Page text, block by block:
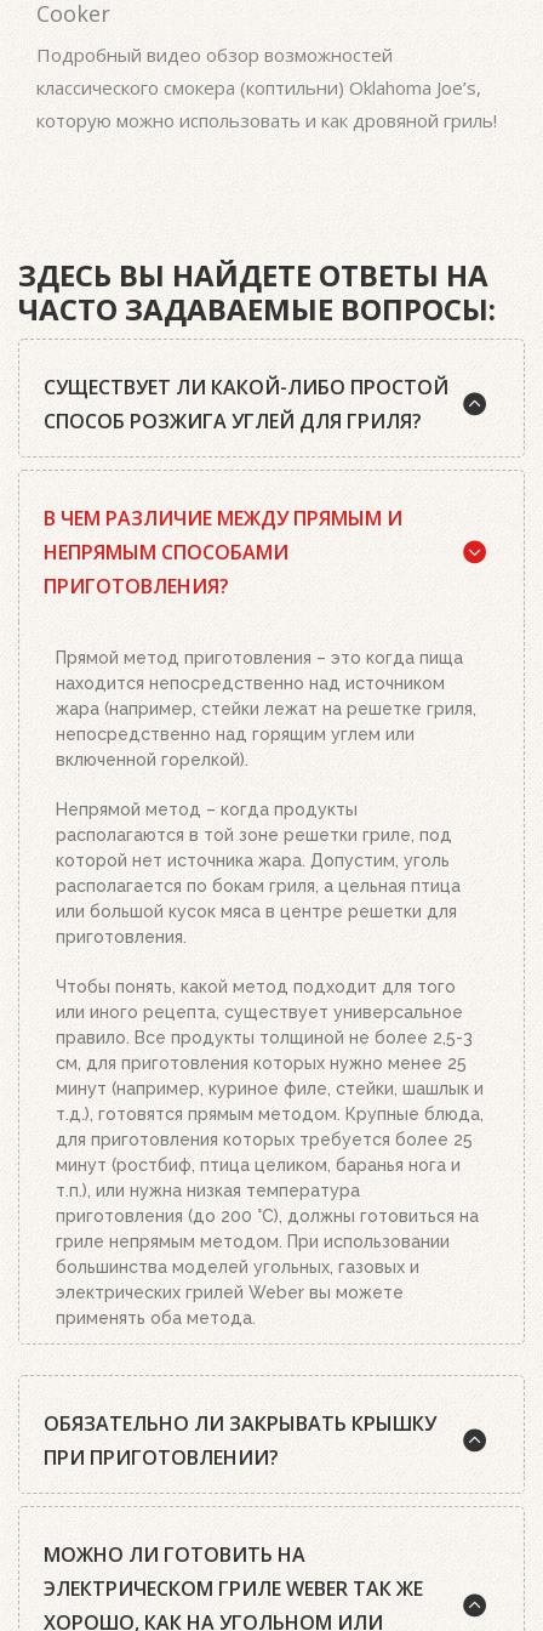
Cooker
Подробный видео обзор возможностей
классического смокера (коптильни) Oklahoma Joe’s,
которую можно использовать и как дровяной гриль!
ЗДЕСЬ ВЫ НАЙДЕТЕ ОТВЕТЫ НА
ЧАСТО ЗАДАВАЕМЫЕ ВОПРОСЫ:
СУЩЕСТВУЕТ ЛИ КАКОЙ-ЛИБО ПРОСТОЙ
СПОСОБ РОЗЖИГА УГЛЕЙ ДЛЯ ГРИЛЯ?
качественный древесный уголь или угольные
брикеты Weber, кубики для розжига, а также наш
необходимым количеством угля или брикетов,
решетку для угля и подожгите их. Сверху
поставьте заполненный углем или брикетами
стартер. Больше ничего делать не нужно.
Топливо разгорится полностью за 20-30 минут, в
зависимости от количества угля или брикетов.
Когда верхний уголь станет красным, а слой
брикетов покроется белым пеплом, высыпьте
уголь из стартера на решетку для угля. Жар
будет просто отличным!
В ЧЕМ РАЗЛИЧИЕ МЕЖДУ ПРЯМЫМ И
НЕПРЯМЫМ СПОСОБАМИ
ПРИГОТОВЛЕНИЯ?
Прямой метод приготовления – это когда пища
находится непосредственно над источником
жара (например, стейки лежат на решетке гриля,
непосредственно над горящим углем или
включенной горелкой).
Непрямой метод – когда продукты
располагаются в той зоне решетки гриле, под
которой нет источника жара. Допустим, уголь
располагается по бокам гриля, а цельная птица
или большой кусок мяса в центре решетки для
приготовления.
Чтобы понять, какой метод подходит для того
или иного рецепта, существует универсальное
правило. Все продукты толщиной не более 2,5-3
см, для приготовления которых нужно менее 25
минут (например, куриное филе, стейки, шашлык и
т.д.), готовятся прямым методом. Крупные блюда,
для приготовления которых требуется более 25
минут (ростбиф, птица целиком, баранья нога и
т.п.), или нужна низкая температура
приготовления (до 200 °C), должны готовиться на
гриле непрямым методом. При использовании
большинства моделей угольных, газовых и
электрических грилей Weber вы можете
применять оба метода.
ОБЯЗАТЕЛЬНО ЛИ ЗАКРЫВАТЬ КРЫШКУ
ПРИ ПРИГОТОВЛЕНИИ?
готовить на гриле с закрытой крышкой. А среди
гриль-мастеров есть такое правило: чтобы
МОЖНО ЛИ ГОТОВИТЬ НА
ЭЛЕКТРИЧЕСКОМ ГРИЛЕ WEBER ТАК ЖЕ
ХОРОШО, КАК НА УГОЛЬНОМ ИЛИ